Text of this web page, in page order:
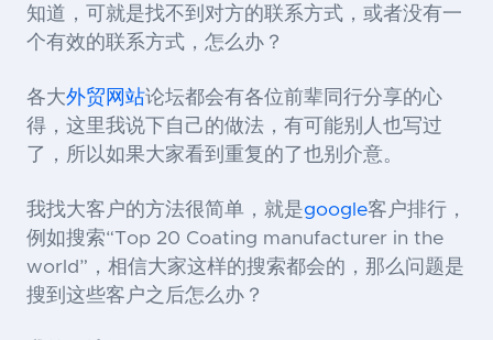
知道，可就是找不到对方的联系方式，或者没有一
个有效的联系方式，怎么办？
各大外贸网站论坛都会有各位前辈同行分享的心
得，这里我说下自己的做法，有可能别人也写过
了，所以如果大家看到重复的了也别介意。
我找大客户的方法很简单，就是google客户排行，
例如搜索“Top 20 Coating manufacturer in the
world”，相信大家这样的搜索都会的，那么问题是
搜到这些客户之后怎么办？